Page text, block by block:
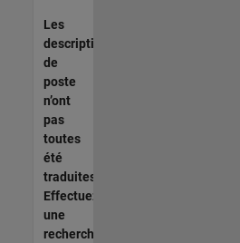
Les
descriptions
de
poste
n’ont
pas
toutes
été
traduites.
Effectuez
une
recherche